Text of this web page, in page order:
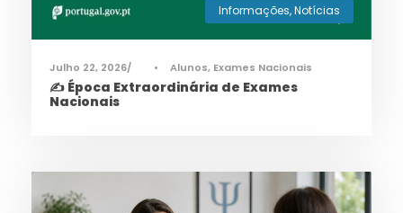
Informações,Notícias
Julho 22, 2026 • Alunos, Exames Nacionais
✍️ Época Extraordinária de Exames
Nacionais